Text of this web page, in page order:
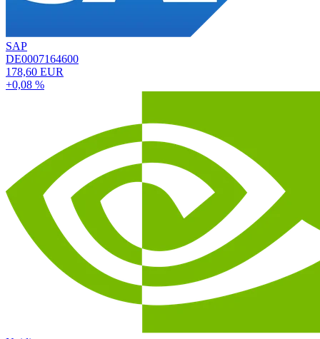
SAP
DE0007164600
178,60 EUR
+0,08 %